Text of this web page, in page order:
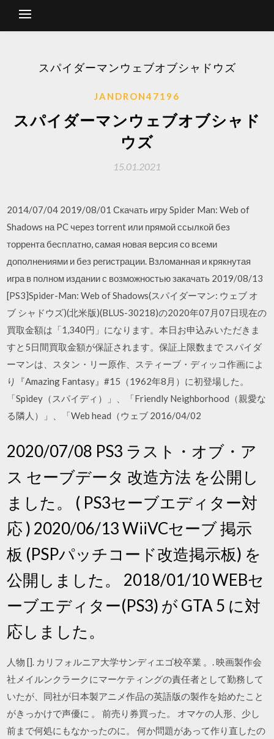
スパイダーマンウェブオブシャドウズ
JANDRON47196
スパイダーマンウェブオブシャド
ウズ
15.01.2021
2014/07/04 2019/08/01 Скачать игру Spider Man: Web of
Shadows на PC через torrent или прямой ссылкой без
торрента бесплатно, самая новая версия со всеми
дополнениями и без регистрации. Взломанная и крякнутая
игра в полном издании с возможностью закачать 2019/08/13
[PS3]Spider-Man: Web of Shadows(スパイダーマン: ウェブ オ
ブ シャドウズ)(北米版)(BLUS-30218)の2020年07月07日現在の
買取金額は「1,340円」になります。本日お申込みいただきま
すと5日間買取金額が保証されます。保証上限数まで スパイダ
ーマンは、スタン・リー原作、スティーブ・ディッコ作画によ
り『Amazing Fantasy』#15（1962年8月）に初登場した。
「Spidey（スパイディ）」、「Friendly Neighborhood（親愛な
る隣人）」、「Web head（ウェブ 2016/04/02
2020/07/08 PS3 ラスト・オブ・ア
ス セーブデータ 改造方法 を公開し
ました。 ( PS3セーブエディター対
応 ) 2020/06/13 WiiVCセーブ 掲示
板 (PSPパッチコード改造掲示板) を
公開しました。 2018/01/10 WEBセ
ーブエディター(PS3) が GTA 5 に対
応しました。
人物 []. カリフォルニア大学サンディエゴ校卒業 。. 映画製作会
社メイルンクラークにマーケティングの責任者として勤務して
いたが、同社が日本製アニメ作品の英語版の製作を始めたこと
がきっかけで声優に 。 前売り券買った。 オマケの人形、少し
前まで何処にもなかったのに。 何か問題があって作り直したの